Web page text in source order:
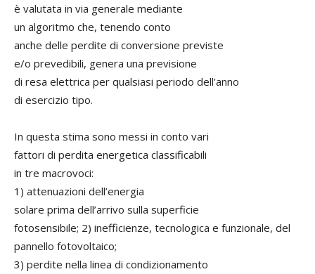
è valutata in via generale mediante
un algoritmo che, tenendo conto
anche delle perdite di conversione previste
e/o prevedibili, genera una previsione
di resa elettrica per qualsiasi periodo dell’anno
di esercizio tipo.
In questa stima sono messi in conto vari
fattori di perdita energetica classificabili
in tre macrovoci:
1) attenuazioni dell’energia
solare prima dell’arrivo sulla superficie
fotosensibile; 2) inefficienze, tecnologica e funzionale, del
pannello fotovoltaico;
3) perdite nella linea di condizionamento